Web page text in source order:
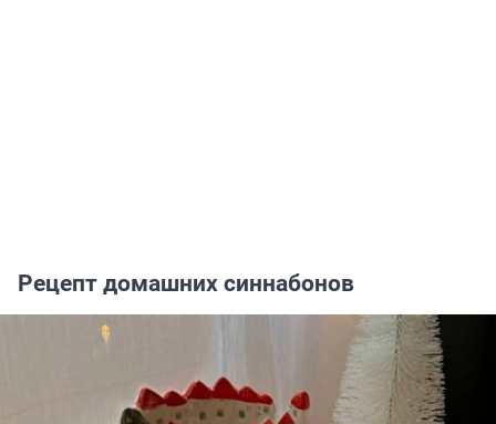
Рецепт домашних синнабонов